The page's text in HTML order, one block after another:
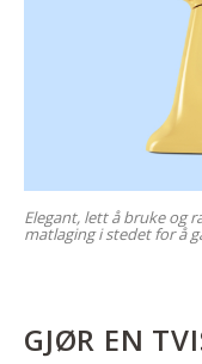
Elegant, lett å bruke og
matlaging i stedet for å
GJØR EN